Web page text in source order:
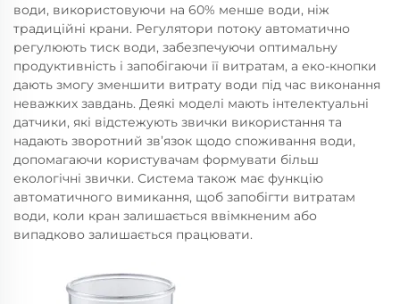
води, використовуючи на 60% менше води, ніж
традиційні крани. Регулятори потоку автоматично
регулюють тиск води, забезпечуючи оптимальну
продуктивність і запобігаючи її витратам, а еко-кнопки
дають змогу зменшити витрату води під час виконання
неважких завдань. Деякі моделі мають інтелектуальні
датчики, які відстежують звички використання та
надають зворотний зв’язок щодо споживання води,
допомагаючи користувачам формувати більш
екологічні звички. Система також має функцію
автоматичного вимикання, щоб запобігти витратам
води, коли кран залишається ввімкненим або
випадково залишається працювати.